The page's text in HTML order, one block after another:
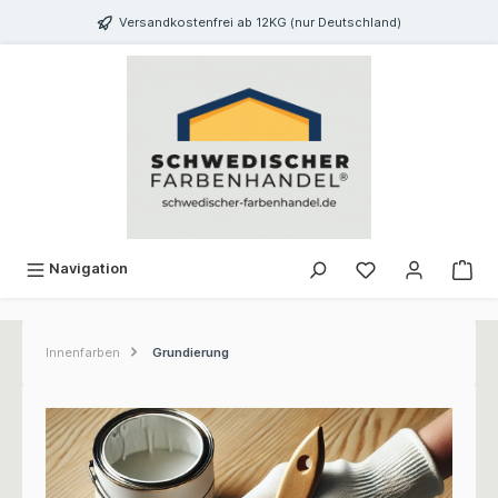
springen Versandkostenfrei ab 12KG (nur Deutschland)
Navigation
Innenfarben Grundierung